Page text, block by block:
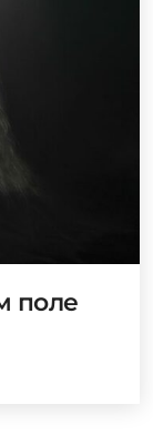
поле